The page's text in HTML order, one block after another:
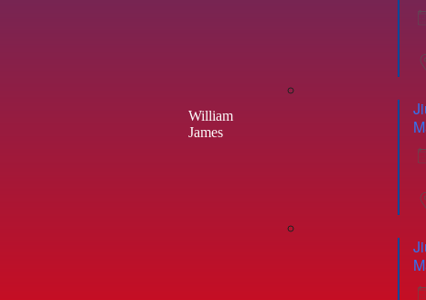
William
James